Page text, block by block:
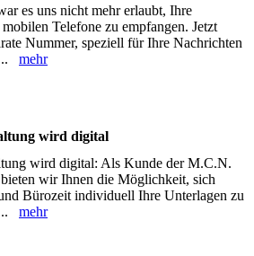
es uns nicht mehr erlaubt, Ihre
Telefone zu empfangen. Jetzt
Nummer, speziell für Ihre Nachrichten
mehr
wird digital
wird digital: Als Kunde der M.C.N.
wir Ihnen die Möglichkeit, sich
Bürozeit individuell Ihre Unterlagen zu
mehr